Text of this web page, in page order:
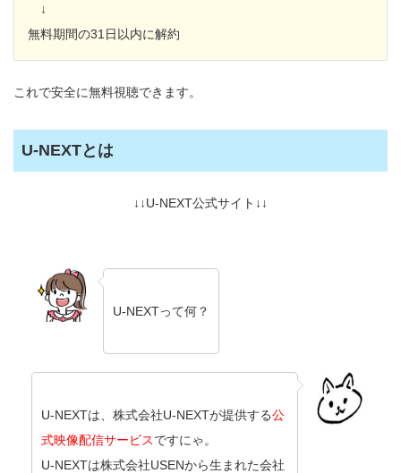
↓
無料期間の31日以内に解約
これで安全に無料視聴できます。
U-NEXTとは
↓↓U-NEXT公式サイト↓↓
U-NEXTって何？
U-NEXTは、株式会社U-NEXTが提供する公
式映像配信サービスですにゃ。
U-NEXTは株式会社USENから生まれた会社